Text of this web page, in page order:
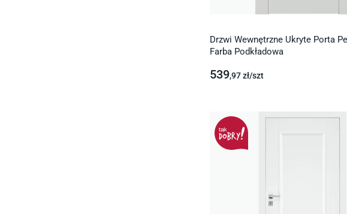
Drzwi Wewnętrzne Ukryte Porta
Farba Podkładowa
539,97zł/szt